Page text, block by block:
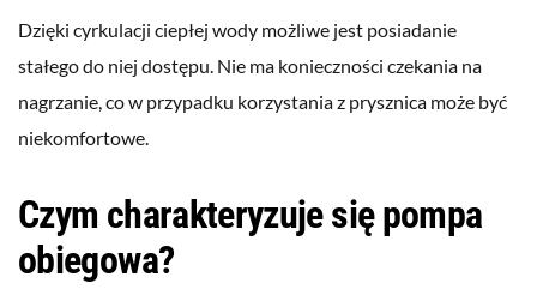
Dzięki cyrkulacji ciepłej wody możliwe jest posiadanie
stałego do niej dostępu. Nie ma konieczności czekania na
nagrzanie, co w przypadku korzystania z prysznica może być
niekomfortowe.
Czym charakteryzuje się pompa
obiegowa?